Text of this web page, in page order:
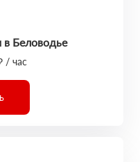
Беловодье
/ час